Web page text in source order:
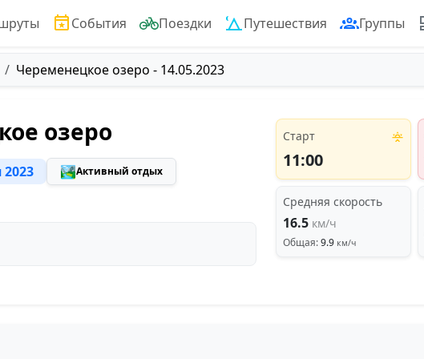
События Поездки Путешествия Группы
Череменецкое озеро - 14.05.2023
озеро
🏞️Активный отдых
Старт
11:00
Средняя скорость
16.5 км/ч
Общая:9.9 км/ч